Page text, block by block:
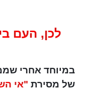
לכן, העם
במיוחד אחרי
של מסירת "אי